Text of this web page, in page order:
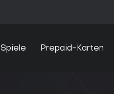
Spiele Prepaid-Karten